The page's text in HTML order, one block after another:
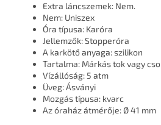
Extra láncszemek: Nem.
Nem: Uniszex
Óra típusa: Karóra
Jellemzők: Stopperóra
A karkötő anyaga: szilikon
Tartalma: Márkás tok vagy
Vízállóság: 5 atm
Üveg: Ásványi
Mozgás típusa: kvarc
Az óraház átmérője: Ø 41 mm